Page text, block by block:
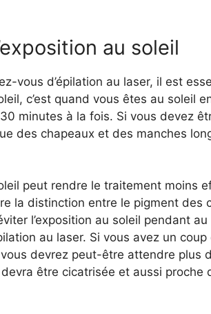
au soleil
vous d’épilation au laser, il est
c’est quand vous êtes au soleil
minutes à la fois. Si vous devez
des chapeaux et des manches
peut rendre le traitement moins
la distinction entre le pigment des
l’exposition au soleil pendant
au laser. Si vous avez un
devrez peut-être attendre plus
être cicatrisée et aussi proche